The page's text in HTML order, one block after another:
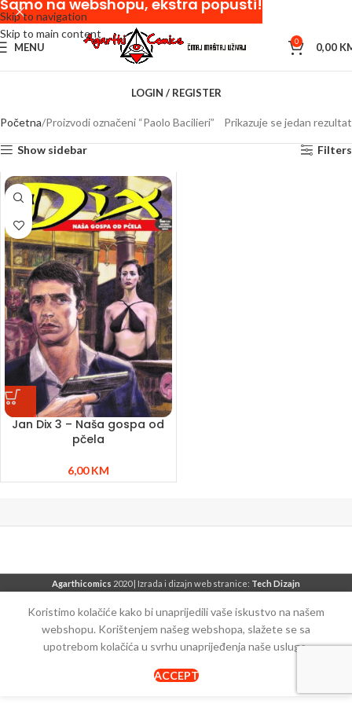
Skip to navigation
Skip to main content
MENU 0 0,00
LOGIN / REGISTER
Početna Proizvodi označeni “Paolo Bacilieri” Prikazuje se jedan rezultat
Show sidebar Filters
Jan Dix 3 – Naša gospa od
pčela
6,00KM
Agarthicomics 2020 | Izrada i dizajn web stranice: Tech Dizajn
Samo na webshopu, ekstra popusti!
Koristimo kolačiće kako bi unaprijedili vaše iskustvo na našem
webshopu. Korištenjem našeg webshopa, slažete se sa
upotrebom kolačića u svrhu unaprijeđenja naše usluge.
ACCEPT